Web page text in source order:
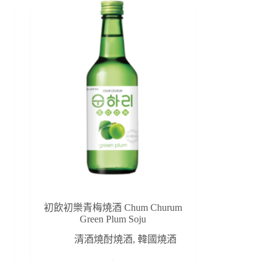
初飲初樂青梅燒酒 Chum Churum
Green Plum Soju
清酒燒酎燒酒, 韓國燒酒